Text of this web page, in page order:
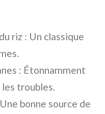
riz : Un classique
: Étonnamment
troubles.
bonne source de